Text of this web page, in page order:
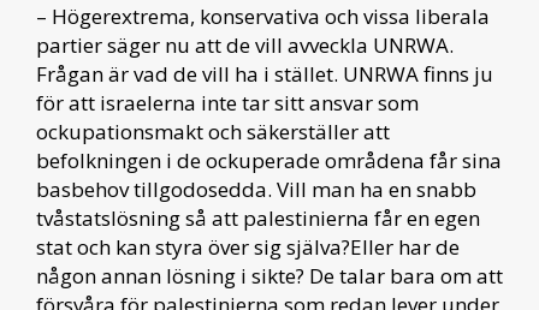
– Högerextrema, konservativa och vissa liberala
partier säger nu att de vill avveckla UNRWA.
Frågan är vad de vill ha i stället. UNRWA finns ju
för att israelerna inte tar sitt ansvar som
ockupationsmakt och säkerställer att
befolkningen i de ockuperade områdena får sina
basbehov tillgodosedda. Vill man ha en snabb
tvåstatslösning så att palestinierna får en egen
stat och kan styra över sig själva?Eller har de
någon annan lösning i sikte? De talar bara om att
försvåra för palestinierna som redan lever under